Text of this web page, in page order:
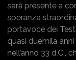
sarà presente a
speranza
portavoce dei
quasi duemila
nell’anno 33 d.C.,